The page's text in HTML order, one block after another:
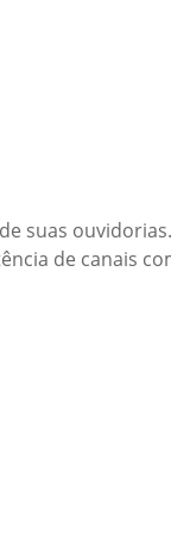
suas
de canais